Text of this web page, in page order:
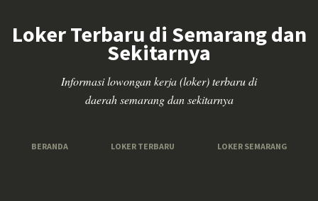
Loker Terbaru di Semarang dan
Sekitarnya
Informasi lowongan kerja (loker) terbaru di
daerah semarang dan sekitarnya
BERANDA LOKER TERBARU LOKER SEMARANG